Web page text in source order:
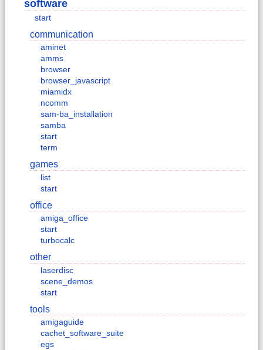
software
start
communication
aminet
amms
browser
browser_javascript
miamidx
ncomm
sam-ba_installation
samba
start
term
games
list
start
office
amiga_office
start
turbocalc
other
laserdisc
scene_demos
start
tools
amigaguide
cachet_software_suite
egs